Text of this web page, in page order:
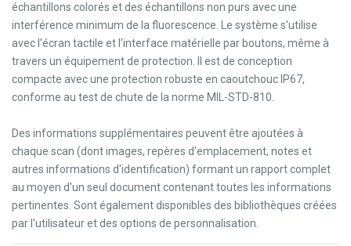
échantillons colorés et des échantillons non purs avec une
interférence minimum de la fluorescence. Le système s'utilise
avec l'écran tactile et l'interface matérielle par boutons, même à
travers un équipement de protection. Il est de conception
compacte avec une protection robuste en caoutchouc IP67,
conforme au test de chute de la norme MIL-STD-810.
Des informations supplémentaires peuvent être ajoutées à
chaque scan (dont images, repères d'emplacement, notes et
autres informations d'identification) formant un rapport complet
au moyen d'un seul document contenant toutes les informations
pertinentes. Sont également disponibles des bibliothèques créées
par l'utilisateur et des options de personnalisation.